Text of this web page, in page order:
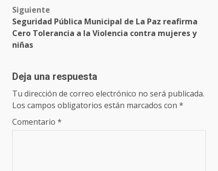
Siguiente
Seguridad Pública Municipal de La Paz reafirma
Cero Tolerancia a la Violencia contra mujeres y
niñas
Deja una respuesta
Tu dirección de correo electrónico no será publicada.
Los campos obligatorios están marcados con *
Comentario *